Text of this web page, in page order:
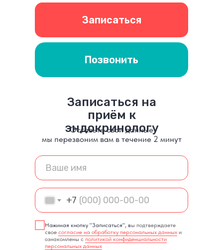
Записаться
Позвонить
Записаться на
приём к
эндокринологу
Оставьте свои данные
мы перезвоним вам в течение 2 минут
+7
Нажимая кнопку "Записаться", вы подтверждаете
свое согласие на обработку персональных данных и
ознакомлены с политикой конфиденциальности
персональных данных